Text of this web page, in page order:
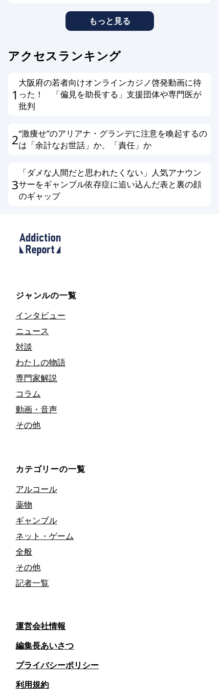
もっと見る
アクセスランキング
1
大阪府の若者向けオンラインカジノ啓発動画に待
った！ 「偏見を助長する」支援団体や専門医が
批判
2“激痩せ”のアリアナ・グランデに注意を喚起するの
は「余計なお世話」か、「責任」か
3
「ダメな人間だと思われたくない」人気アナウン
サーをギャンブル依存症に追い込んだ表と裏の顔
のギャップ
ジャンルの一覧
インタビュー
ニュース
対談
わたしの物語
専門家解説
コラム
動画・音声
その他
カテゴリーの一覧
アルコール
薬物
ギャンブル
ネット・ゲーム
全般
その他
記者一覧
運営会社情報
編集長あいさつ
プライバシーポリシー
利用規約